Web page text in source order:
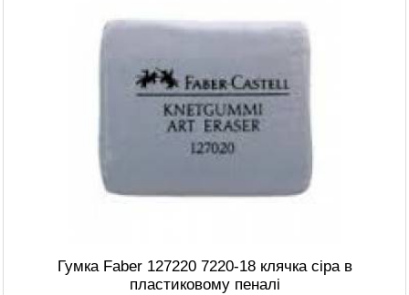
Гумка Faber 127220 7220-18 клячка сіра в
пластиковому пеналі